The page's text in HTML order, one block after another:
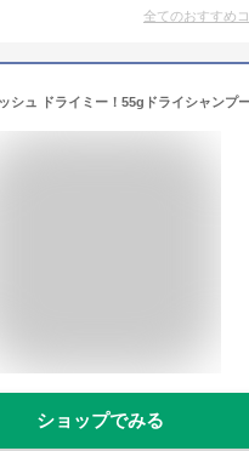
全てのおすすめ
シュ ドライミー！55gドライシャンプ
ショップでみる